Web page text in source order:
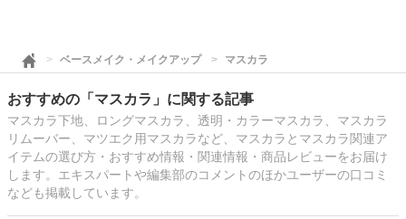
ベースメイク・メイクアップ マスカラ
おすすめの「マスカラ」に関する記事
マスカラ下地、ロングマスカラ、透明・カラーマスカラ、マスカラ
リムーバー、マツエク用マスカラなど、マスカラとマスカラ関連ア
イテムの選び方・おすすめ情報・関連情報・商品レビューをお届け
します。エキスパートや編集部のコメントのほかユーザーの口コミ
なども掲載しています。